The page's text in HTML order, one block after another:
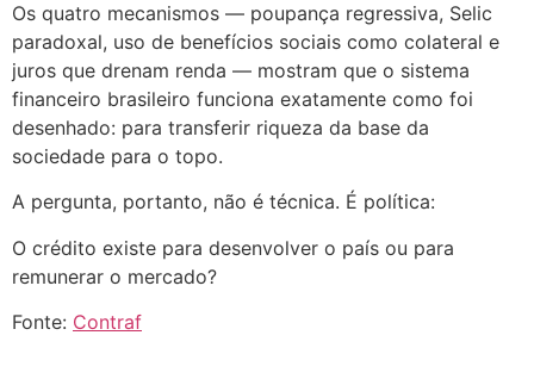
Os quatro mecanismos — poupança regressiva, Selic
paradoxal, uso de benefícios sociais como colateral e
juros que drenam renda — mostram que o sistema
financeiro brasileiro funciona exatamente como foi
desenhado: para transferir riqueza da base da
sociedade para o topo.
A pergunta, portanto, não é técnica. É política:
O crédito existe para desenvolver o país ou para
remunerar o mercado?
Fonte: Contraf